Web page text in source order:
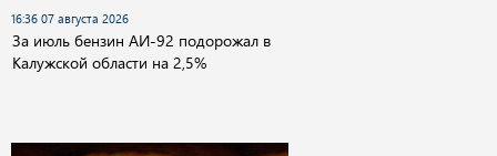
16:36 07 августа 2026
За июль бензин АИ-92 подорожал в
Калужской области на 2,5%